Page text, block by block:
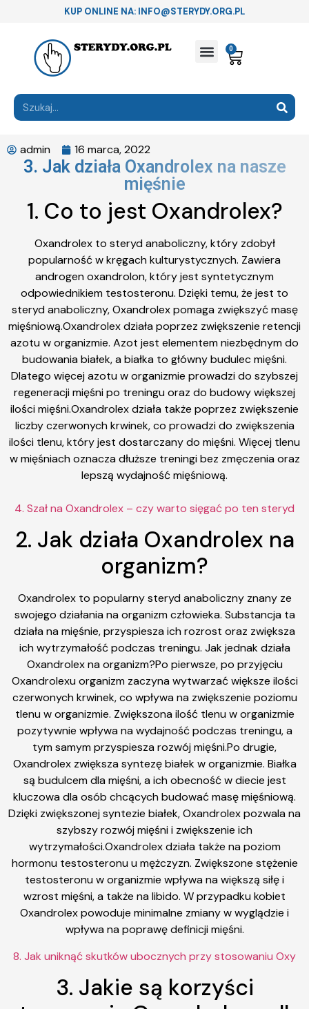
KUP ONLINE NA: INFO@STERYDY.ORG.PL
0
admin 16 marca, 2022
3. Jak działa Oxandrolex na nasze
mięśnie
1. Co to jest Oxandrolex?
Oxandrolex to steryd anaboliczny, który zdobył
popularność w kręgach kulturystycznych. Zawiera
androgen oxandrolon, który jest syntetycznym
odpowiednikiem testosteronu. Dzięki temu, że jest to
steryd anaboliczny, Oxandrolex pomaga zwiększyć masę
mięśniową.Oxandrolex działa poprzez zwiększenie retencji
azotu w organizmie. Azot jest elementem niezbędnym do
budowania białek, a białka to główny budulec mięśni.
Dlatego więcej azotu w organizmie prowadzi do szybszej
regeneracji mięśni po treningu oraz do budowy większej
ilości mięśni.Oxandrolex działa także poprzez zwiększenie
liczby czerwonych krwinek, co prowadzi do zwiększenia
ilości tlenu, który jest dostarczany do mięśni. Więcej tlenu
w mięśniach oznacza dłuższe treningi bez zmęczenia oraz
lepszą wydajność mięśniową.
4. Szał na Oxandrolex – czy warto sięgać po ten steryd
2. Jak działa Oxandrolex na
organizm?
Oxandrolex to popularny steryd anaboliczny znany ze
swojego działania na organizm człowieka. Substancja ta
działa na mięśnie, przyspiesza ich rozrost oraz zwiększa
ich wytrzymałość podczas treningu. Jak jednak działa
Oxandrolex na organizm?Po pierwsze, po przyjęciu
Oxandrolexu organizm zaczyna wytwarzać większe ilości
czerwonych krwinek, co wpływa na zwiększenie poziomu
tlenu w organizmie. Zwiększona ilość tlenu w organizmie
pozytywnie wpływa na wydajność podczas treningu, a
tym samym przyspiesza rozwój mięśni.Po drugie,
Oxandrolex zwiększa syntezę białek w organizmie. Białka
są budulcem dla mięśni, a ich obecność w diecie jest
kluczowa dla osób chcących budować masę mięśniową.
Dzięki zwiększonej syntezie białek, Oxandrolex pozwala na
szybszy rozwój mięśni i zwiększenie ich
wytrzymałości.Oxandrolex działa także na poziom
hormonu testosteronu u mężczyzn. Zwiększone stężenie
testosteronu w organizmie wpływa na większą siłę i
wzrost mięśni, a także na libido. W przypadku kobiet
Oxandrolex powoduje minimalne zmiany w wyglądzie i
wpływa na poprawę definicji mięśni.
8. Jak uniknąć skutków ubocznych przy stosowaniu Oxy
3. Jakie są korzyści